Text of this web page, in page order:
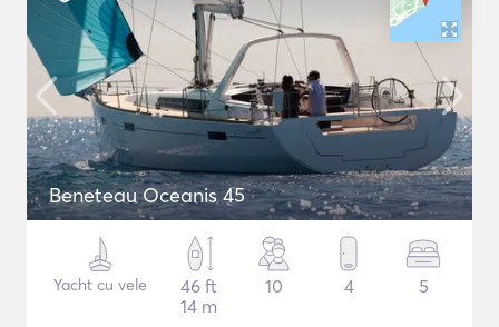
Beneteau Oceanis 45
Yacht cu vele
46 ft
14 m
10 4 5